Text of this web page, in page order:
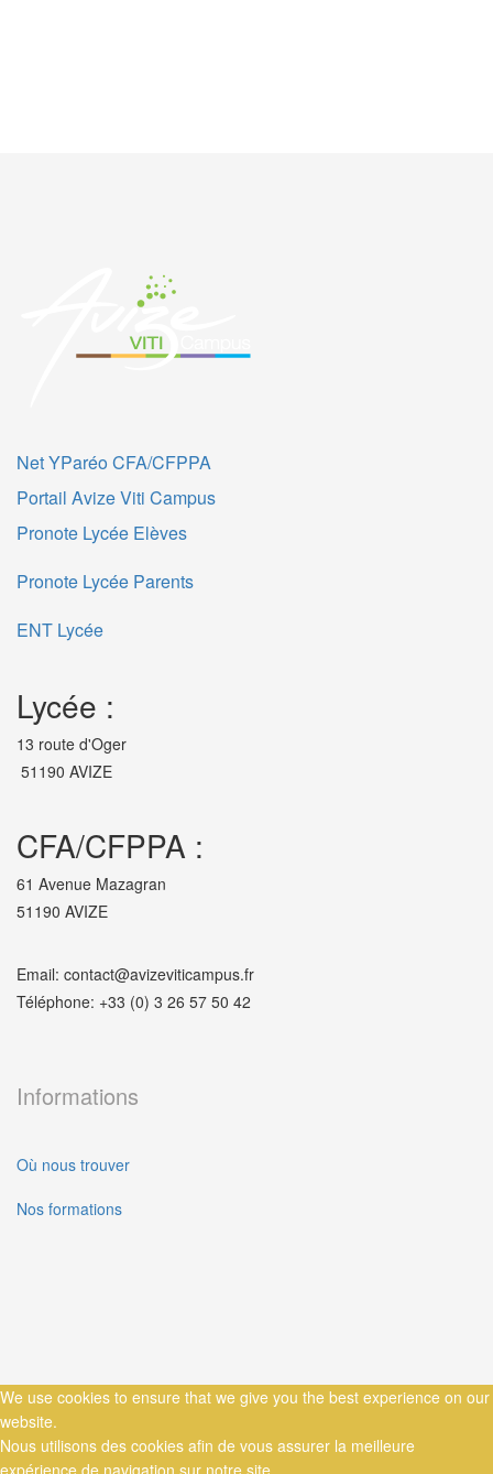
Net YParéo CFA/CFPPA
Portail Avize Viti Campus
Pronote Lycée Elèves
Pronote Lycée Parents
ENT Lycée
Lycée :
13 route d'Oger
51190 AVIZE
CFA/CFPPA :
61 Avenue Mazagran
51190 AVIZE
Email: contact@avizeviticampus.fr
Téléphone: +33 (0) 3 26 57 50 42
Informations
Où nous trouver
Nos formations
We use cookies to ensure that we give you the best experience on our
website.
Nous utilisons des cookies afin de vous assurer la meilleure
expérience de navigation sur notre site.